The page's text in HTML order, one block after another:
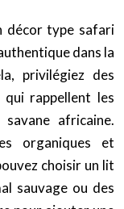
décor type safari
dans la
privilégiez des
rappellent les
africaine.
organiques et
choisir un lit
sauvage ou des